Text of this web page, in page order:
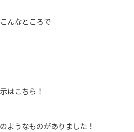
んなところで
はこちら！
ようなものがありました！